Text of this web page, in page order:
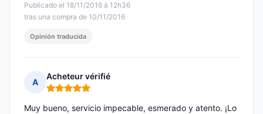
Publicado el 18/11/2016 à 12h36
tras una compra de 10/11/2016
Opinión traducida
A
Acheteur vérifié
Nota: 5 de 5
Muy bueno, servicio impecable, esmerado y atento. ¡Lo